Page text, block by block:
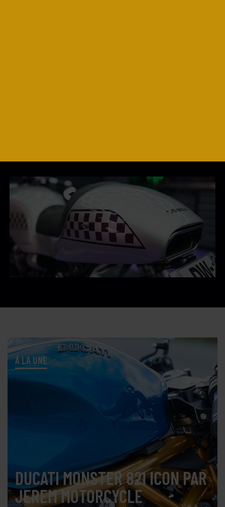
À LA UNE
DUCATI MONSTER 821 ICON PAR
JEREM MOTORCYCLE